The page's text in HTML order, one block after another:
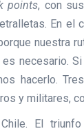
points, con
En el
nuestra
necesario.
hacerlo.
y militares,
El